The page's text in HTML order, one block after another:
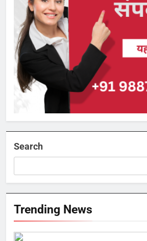
Search
Trending News